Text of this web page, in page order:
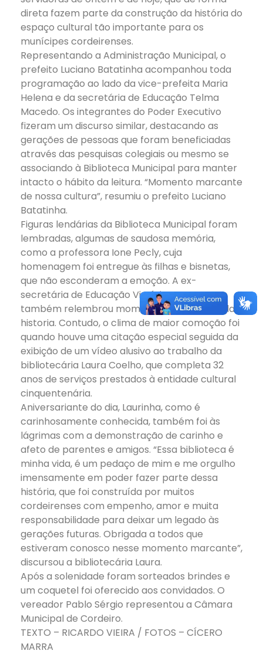
direta fazem parte da construção da história do
espaço cultural tão importante para os
munícipes cordeirenses.
Representando a Administração Municipal, o
prefeito Luciano Batatinha acompanhou toda
programação ao lado da vice-prefeita Maria
Helena e da secretária de Educação Telma
Macedo. Os integrantes do Poder Executivo
fizeram um discurso similar, destacando as
gerações de pessoas que foram beneficiadas
através das pesquisas colegiais ou mesmo se
associando à Biblioteca Municipal para manter
intacto o hábito da leitura. “Momento marcante
de nossa cultura”, resumiu o prefeito Luciano
Batatinha.
Figuras lendárias da Biblioteca Municipal foram
lembradas, algumas de saudosa memória,
como a professora Ione Pecly, cuja
homenagem foi entregue às filhas e bisnetas,
que não esconderam a emoção. A ex-
secretária de Educação Virgínia Tavares
também relembrou momentos marcantes da
historia. Contudo, o clima de maior comoção foi
quando houve uma citação especial seguida da
exibição de um vídeo alusivo ao trabalho da
bibliotecária Laura Coelho, que completa 32
anos de serviços prestados à entidade cultural
cinquentenária.
Aniversariante do dia, Laurinha, como é
carinhosamente conhecida, também foi às
lágrimas com a demonstração de carinho e
afeto de parentes e amigos. “Essa biblioteca é
minha vida, é um pedaço de mim e me orgulho
imensamente em poder fazer parte dessa
história, que foi construída por muitos
cordeirenses com empenho, amor e muita
responsabilidade para deixar um legado às
gerações futuras. Obrigada a todos que
estiveram conosco nesse momento marcante”,
discursou a bibliotecária Laura.
Após a solenidade foram sorteados brindes e
um coquetel foi oferecido aos convidados. O
vereador Pablo Sérgio representou a Câmara
Municipal de Cordeiro.
TEXTO – RICARDO VIEIRA / FOTOS – CÍCERO
MARRA